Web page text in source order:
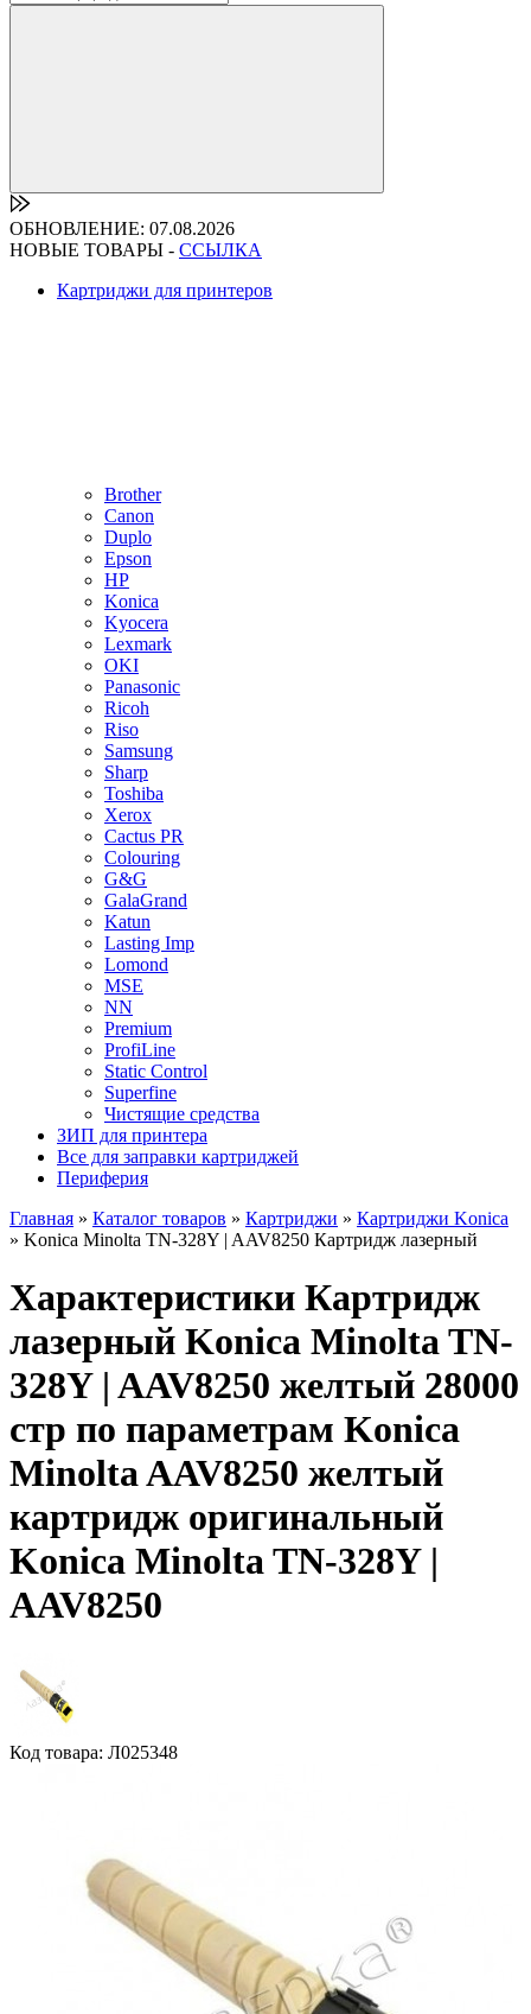
ОБНОВЛЕНИЕ: 07.08.2026
НОВЫЕ ТОВАРЫ - ССЫЛКА
Картриджи для принтеров
Brother
Canon
Duplo
Epson
HP
Konica
Kyocera
Lexmark
OKI
Panasonic
Ricoh
Riso
Samsung
Sharp
Toshiba
Xerox
Cactus PR
Colouring
G&G
GalaGrand
Katun
Lasting Imp
Lomond
MSE
NN
Premium
ProfiLine
Static Control
Superfine
Чистящие средства
ЗИП для принтера
Все для заправки картриджей
Периферия
Главная » Каталог товаров » Картриджи » Картриджи Konica
» Konica Minolta TN-328Y | AAV8250 Картридж лазерный
Характеристики Картридж
лазерный Konica Minolta TN-
328Y | AAV8250 желтый 28000
стр по параметрам Konica
Minolta AAV8250 желтый
картридж оригинальный
Konica Minolta TN-328Y |
AAV8250
Код товара: Л025348